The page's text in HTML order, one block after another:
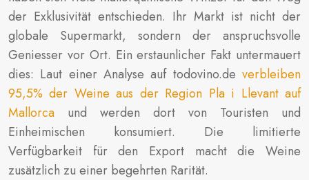
der Exklusivität entschieden. Ihr Markt ist nicht der
globale Supermarkt, sondern der anspruchsvolle
Geniesser vor Ort. Ein erstaunlicher Fakt untermauert
dies: Laut einer Analyse auf todovino.de verbleiben
95,5% der Weine aus der Region Pla i Llevant auf
Mallorca und werden dort von Touristen und
Einheimischen konsumiert. Die limitierte
Verfügbarkeit für den Export macht die Weine
zusätzlich zu einer begehrten Rarität.